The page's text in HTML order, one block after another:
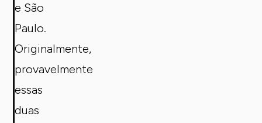
e São
Paulo.
Originalmente,
provavelmente
essas
duas